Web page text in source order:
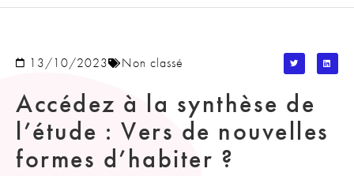
13/10/2023 Non classé
Accédez à la synthèse de
l’étude : Vers de nouvelles
formes d’habiter ?